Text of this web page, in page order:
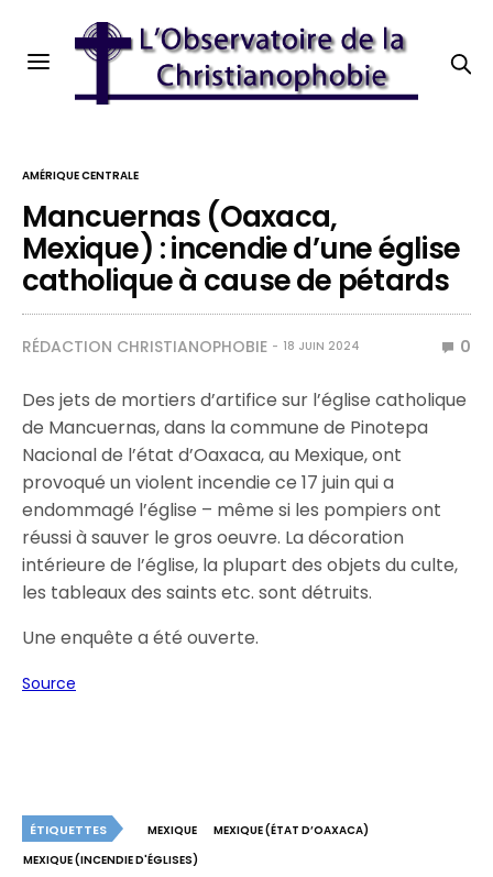
AMÉRIQUE CENTRALE
Mancuernas (Oaxaca,
Mexique) : incendie d’une église
catholique à cause de pétards
RÉDACTION CHRISTIANOPHOBIE 18 JUIN 2024 0
Des jets de mortiers d’artifice sur l’église catholique
de Mancuernas, dans la commune de Pinotepa
Nacional de l’état d’Oaxaca, au Mexique, ont
provoqué un violent incendie ce 17 juin qui a
endommagé l’église – même si les pompiers ont
réussi à sauver le gros oeuvre. La décoration
intérieure de l’église, la plupart des objets du culte,
les tableaux des saints etc. sont détruits.
Une enquête a été ouverte.
Source
ÉTIQUETTES MEXIQUE
MEXIQUE (ÉTAT D’OAXACA)
MEXIQUE (INCENDIE D'ÉGLISES)